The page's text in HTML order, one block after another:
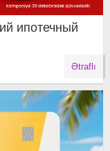
ипотечный
Ətraflı